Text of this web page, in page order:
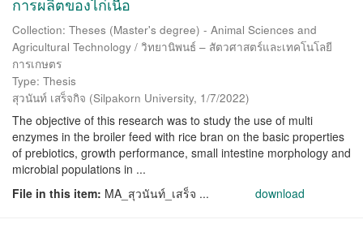
Collection: Theses (Master's degree) - Animal Sciences and
Agricultural Technology / วิทยานิพนธ์ – สัตวศาสตร์และเทคโนโลยี
การเกษตร
Type: Thesis
สุวนันท์ เสร็จกิจ (Silpakorn University, 1/7/2022)
The objective of this research was to study the use of multi
enzymes in the broiler feed with rice bran on the basic properties
of prebiotics, growth performance, small intestine morphology and
microbial populations in ...
File in this item: MA_สุวนันท์_เสร็จ ... download